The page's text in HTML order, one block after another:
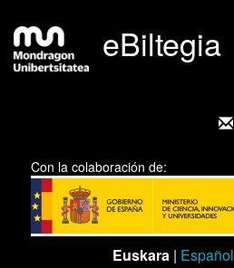
eBiltegia
Con la colaboración de:
Euskara | Español